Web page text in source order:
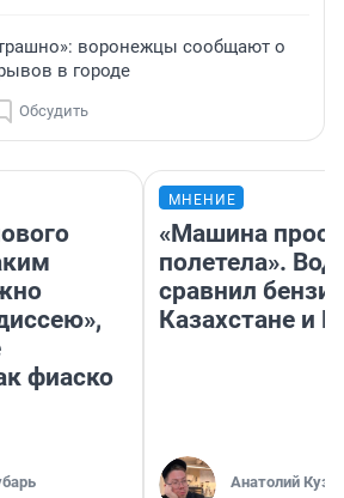
воронежцы сообщают о
в городе
Обсудить
фиаско
МНЕНИЕ
«Машина
полетела».
сравнил
Казахстане и
Анатолий